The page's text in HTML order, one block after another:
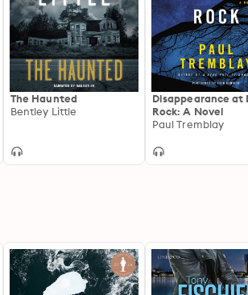
The Haunted
Bentley Little
Disappearance at
Rock: A Novel
Paul Tremblay